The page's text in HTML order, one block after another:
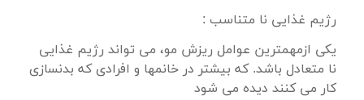
رژیم غذایی نا متناسب :
یکی ازمهمترین عوامل ریزش مو، می تواند رژیم غذایی
نا متعادل باشد. که بیشتر در خانمها و افرادی که بدنسازی
کار می کنند دیده می شود